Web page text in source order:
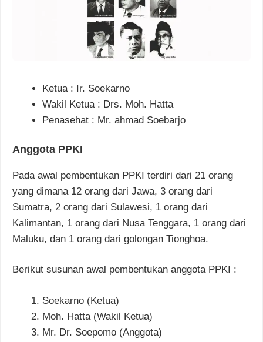
Ketua : Ir. Soekarno
Wakil Ketua : Drs. Moh. Hatta
Penasehat : Mr. ahmad Soebarjo
Anggota PPKI
Pada awal pembentukan PPKI terdiri dari 21 orang
yang dimana 12 orang dari Jawa, 3 orang dari
Sumatra, 2 orang dari Sulawesi, 1 orang dari
Kalimantan, 1 orang dari Nusa Tenggara, 1 orang dari
Maluku, dan 1 orang dari golongan Tionghoa.
Berikut susunan awal pembentukan anggota PPKI :
Soekarno (Ketua)
Moh. Hatta (Wakil Ketua)
Mr. Dr. Soepomo (Anggota)